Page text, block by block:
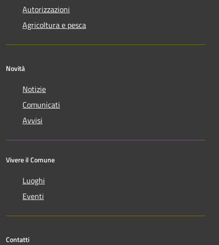
Autorizzazioni
Agricoltura e pesca
Novità
Notizie
Comunicati
Avvisi
Vivere il Comune
Luoghi
Eventi
Contatti